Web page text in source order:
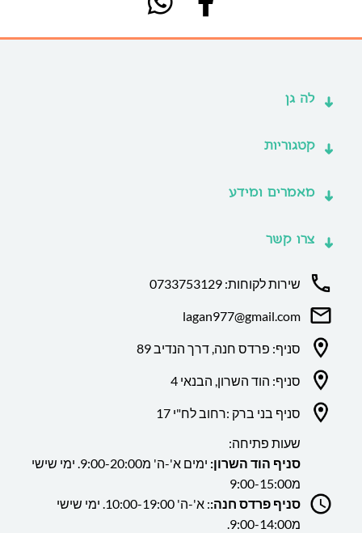
לה גן
קטגוריות
מאמרים ומידע
צרו קשר
שירות לקוחות: 0733753129
lagan977@gmail.com
סניף: פרדס חנה, דרך הנדיב 89
סניף: הוד השרון, הבנאי 4
סניף בני ברק :רחוב לח"י 17
שעות פתיחה:
סניף הוד השרון:
ימים א'-ה' מ9:00-20:00. ימי שישי
מ9:00-15:00
סניף פרדס חנה:
: א'-ה' 10:00-19:00. ימי שישי
מ9:00-14:00.